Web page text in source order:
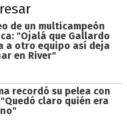
de un multicampeón
"Ojalá que Gallardo
a otro equipo así deja
en River"
recordó su pelea con
claro quién era